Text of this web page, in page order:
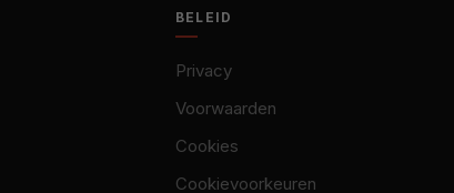
BELEID
Privacy
Voorwaarden
Cookies
Cookievoorkeuren